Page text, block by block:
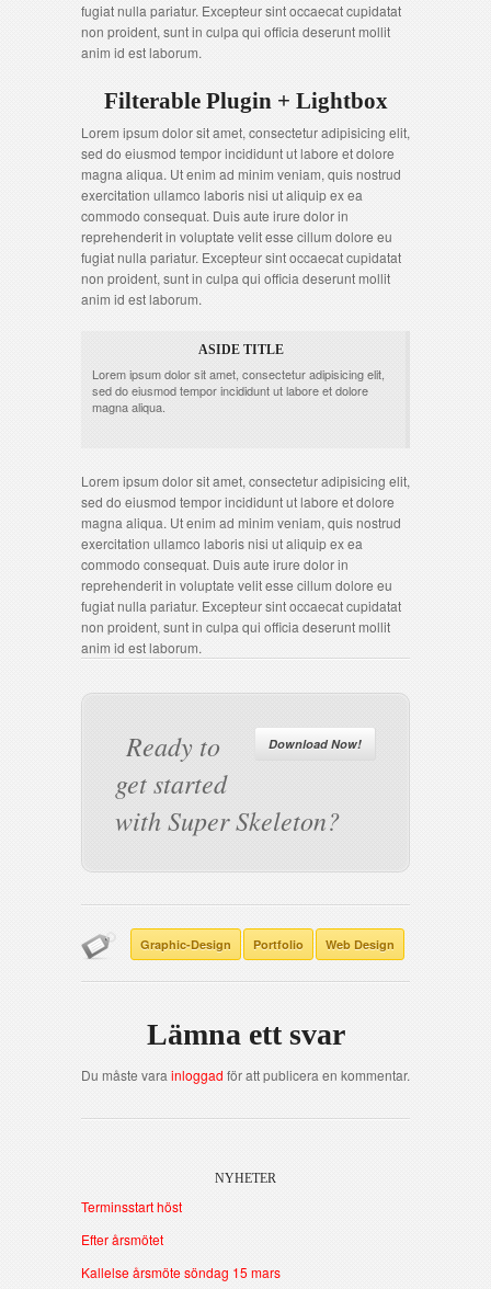
fugiat nulla pariatur. Excepteur sint occaecat cupidatat
non proident, sunt in culpa qui officia deserunt mollit
anim id est laborum.
Filterable Plugin + Lightbox
Lorem ipsum dolor sit amet, consectetur adipisicing elit,
sed do eiusmod tempor incididunt ut labore et dolore
magna aliqua. Ut enim ad minim veniam, quis nostrud
exercitation ullamco laboris nisi ut aliquip ex ea
commodo consequat. Duis aute irure dolor in
reprehenderit in voluptate velit esse cillum dolore eu
fugiat nulla pariatur. Excepteur sint occaecat cupidatat
non proident, sunt in culpa qui officia deserunt mollit
anim id est laborum.
ASIDE TITLE
Lorem ipsum dolor sit amet, consectetur adipisicing elit,
sed do eiusmod tempor incididunt ut labore et dolore
magna aliqua.
Lorem ipsum dolor sit amet, consectetur adipisicing elit,
sed do eiusmod tempor incididunt ut labore et dolore
magna aliqua. Ut enim ad minim veniam, quis nostrud
exercitation ullamco laboris nisi ut aliquip ex ea
commodo consequat. Duis aute irure dolor in
reprehenderit in voluptate velit esse cillum dolore eu
fugiat nulla pariatur. Excepteur sint occaecat cupidatat
non proident, sunt in culpa qui officia deserunt mollit
anim id est laborum.
Download Now!
Ready to
get started
with Super Skeleton?
Graphic-Design Portfolio Web Design
Lämna ett svar
Du måste vara inloggad för att publicera en kommentar.
NYHETER
Terminsstart höst
Efter årsmötet
Kallelse årsmöte söndag 15 mars